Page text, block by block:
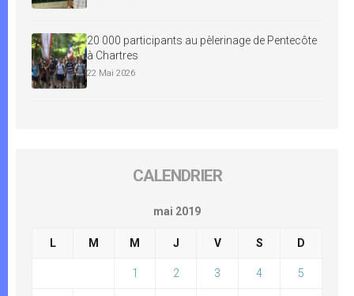
20 000 participants au pèlerinage de Pentecôte
à Chartres
22 Mai 2026
CALENDRIER
mai 2019
L M M J V S D
1 2 3 4 5